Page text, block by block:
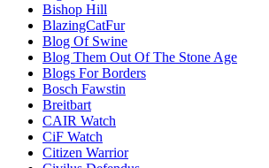
Bishop Hill
BlazingCatFur
Blog Of Swine
Blog Them Out Of The Stone Age
Blogs For Borders
Bosch Fawstin
Breitbart
CAIR Watch
CiF Watch
Citizen Warrior